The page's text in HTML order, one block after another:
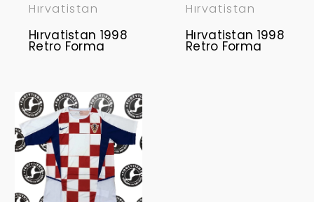
Hırvatistan
Hırvatistan 1998
Retro Forma
Hırvatistan
Hırvatistan 1998
Retro Forma